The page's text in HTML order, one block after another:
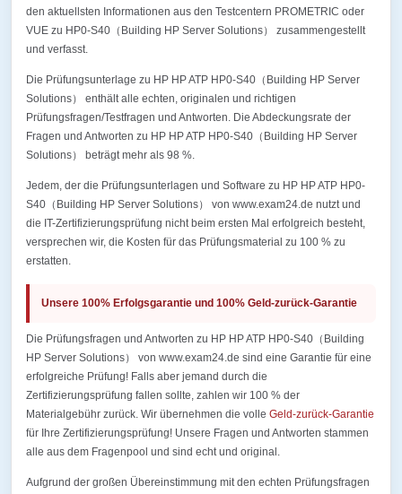
den aktuellsten Informationen aus den Testcentern PROMETRIC oder
VUE zu HP0-S40（Building HP Server Solutions） zusammengestellt
und verfasst.
Die Prüfungsunterlage zu HP HP ATP HP0-S40（Building HP Server
Solutions） enthält alle echten, originalen und richtigen
Prüfungsfragen/Testfragen und Antworten. Die Abdeckungsrate der
Fragen und Antworten zu HP HP ATP HP0-S40（Building HP Server
Solutions） beträgt mehr als 98 %.
Jedem, der die Prüfungsunterlagen und Software zu HP HP ATP HP0-
S40（Building HP Server Solutions） von www.exam24.de nutzt und
die IT-Zertifizierungsprüfung nicht beim ersten Mal erfolgreich besteht,
versprechen wir, die Kosten für das Prüfungsmaterial zu 100 % zu
erstatten.
Unsere 100% Erfolgsgarantie und 100% Geld-zurück-Garantie
Die Prüfungsfragen und Antworten zu HP HP ATP HP0-S40（Building
HP Server Solutions） von www.exam24.de sind eine Garantie für eine
erfolgreiche Prüfung! Falls aber jemand durch die
Zertifizierungsprüfung fallen sollte, zahlen wir 100 % der
Materialgebühr zurück. Wir übernehmen die volle Geld-zurück-Garantie
für Ihre Zertifizierungsprüfung! Unsere Fragen und Antworten stammen
alle aus dem Fragenpool und sind echt und original.
Aufgrund der großen Übereinstimmung mit den echten Prüfungsfragen